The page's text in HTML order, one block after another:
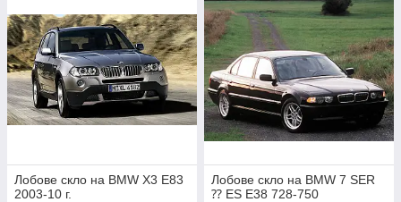
Лобове скло на BMW X3 E83
2003-10 г.
Лобове скло на BMW 7 SER
⁇ ES E38 728-750